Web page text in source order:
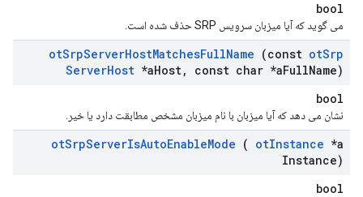
bool
می گوید که آیا میزبان سرویس SRP حذف شده است.
otSrpServerHostMatchesFullName (const otSrp
ServerHost *aHost, const char *aFullName)
bool
نشان می دهد که آیا میزبان با نام میزبان مشخص مطابقت دارد یا خیر.
otSrpServerIsAutoEnableMode ( otInstance *a
Instance)
bool